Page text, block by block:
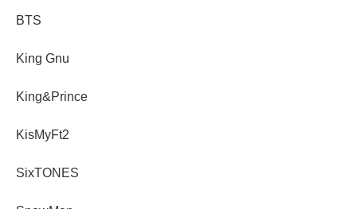
BTS
King Gnu
King&Prince
KisMyFt2
SixTONES